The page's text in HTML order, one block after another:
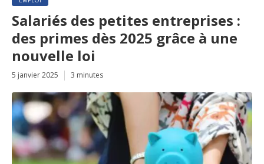
Salariés des petites entreprises :
des primes dès 2025 grâce à une
nouvelle loi
5 janvier 2025 3 minutes